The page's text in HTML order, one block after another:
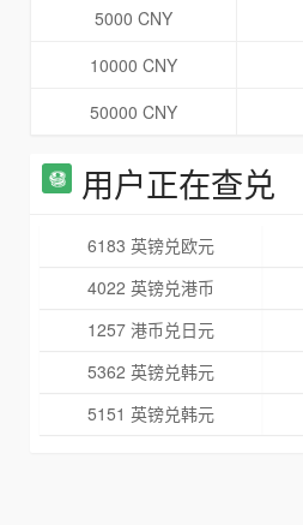
5000 CNY
10000 CNY
50000 CNY
用户正在查兑
6183 英镑兑欧元
4022 英镑兑港币
1257 港币兑日元
5362 英镑兑韩元
5151 英镑兑韩元